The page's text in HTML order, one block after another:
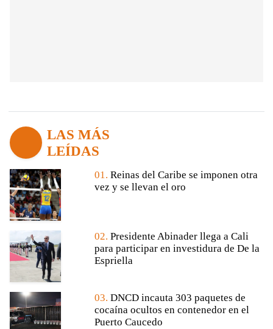
LAS MÁS
LEÍDAS
01. Reinas del Caribe se imponen otra
vez y se llevan el oro
02. Presidente Abinader llega a Cali
para participar en investidura de De la
Espriella
03. DNCD incauta 303 paquetes de
cocaína ocultos en contenedor en el
Puerto Caucedo